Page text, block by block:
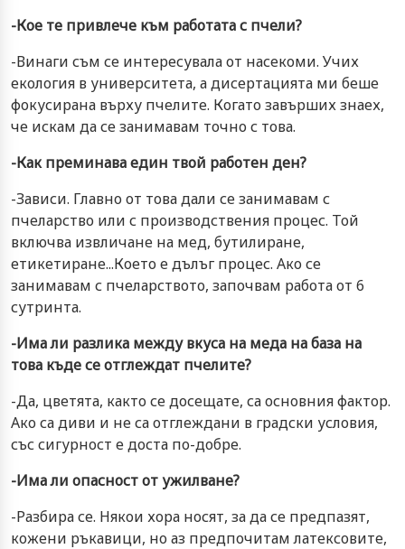
-Кое те привлече към работата с пчели?
-Винаги съм се интересувала от насекоми. Учих
екология в университета, а дисертацията ми беше
фокусирана върху пчелите. Когато завърших знаех,
че искам да се занимавам точно с това.
-Как преминава един твой работен ден?
-Зависи. Главно от това дали се занимавам с
пчеларство или с производствения процес. Той
включва извличане на мед, бутилиране,
етикетиране...Което е дълъг процес. Ако се
занимавам с пчеларството, започвам работа от 6
сутринта.
-Има ли разлика между вкуса на меда на база на
това къде се отглеждат пчелите?
-Да, цветята, както се досещате, са основния фактор.
Ако са диви и не са отглеждани в градски условия,
със сигурност е доста по-добре.
-Има ли опасност от ужилване?
-Разбира се. Някои хора носят, за да се предпазят,
кожени ръкавици, но аз предпочитам латексовите,